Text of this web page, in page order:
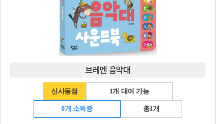
브레멘 음악대
신사동점 1개 대여 가능
0개 소독중 총1개